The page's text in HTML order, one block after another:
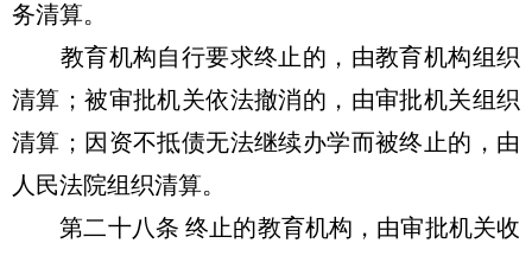
务清算。
教育机构自行要求终止的，由教育机构组织
清算；被审批机关依法撤消的，由审批机关组织
清算；因资不抵债无法继续办学而被终止的，由
人民法院组织清算。
第二十八条 终止的教育机构，由审批机关收